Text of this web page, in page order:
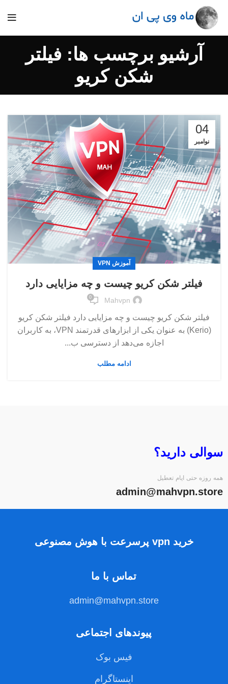
آرشیو برچسب ها: فیلتر
شکن کریو
04
نوامبر
آموزش VPN
فیلتر شکن کریو چیست و چه مزایایی دارد
Mahvpn
0
فیلتر شکن کریو چیست و چه مزایایی دارد فیلتر شکن کریو
(Kerio) به عنوان یکی از ابزارهای قدرتمند VPN، به کاربران
اجازه می‌دهد از دسترسی ب...
ادامه مطلب
سوالی دارید؟
همه روزه حتی ایام تعطیل
admin@mahvpn.store
خرید vpn پرسرعت با هوش مصنوعی
تماس با ما
admin@mahvpn.store
پیوندهای اجتماعی
فیس بوک
اینستاگرام